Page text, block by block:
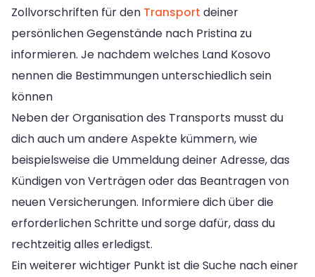
Zollvorschriften für den Transport deiner
persönlichen Gegenstände nach Pristina zu
informieren. Je nachdem welches Land Kosovo
nennen die Bestimmungen unterschiedlich sein
können
Neben der Organisation des Transports musst du
dich auch um andere Aspekte kümmern, wie
beispielsweise die Ummeldung deiner Adresse, das
Kündigen von Verträgen oder das Beantragen von
neuen Versicherungen. Informiere dich über die
erforderlichen Schritte und sorge dafür, dass du
rechtzeitig alles erledigst.
Ein weiterer wichtiger Punkt ist die Suche nach einer